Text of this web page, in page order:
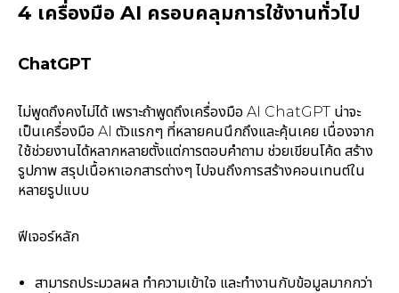
4 เครื่องมือ AI ครอบคลุมการใช้งานทั่วไป
ChatGPT
ไม่พูดถึงคงไม่ได้ เพราะถ้าพูดถึงเครื่องมือ AI ChatGPT น่าจะ
เป็นเครื่องมือ AI ตัวแรกๆ ที่หลายคนนึกถึงและคุ้นเคย เนื่องจาก
ใช้ช่วยงานได้หลากหลายตั้งแต่การตอบคำถาม ช่วยเขียนโค้ด สร้าง
รูปภาพ สรุปเนื้อหาเอกสารต่างๆ ไปจนถึงการสร้างคอนเทนต์ใน
หลายรูปแบบ
ฟีเจอร์หลัก
สามารถประมวลผล ทำความเข้าใจ และทำงานกับข้อมูลมากกว่า